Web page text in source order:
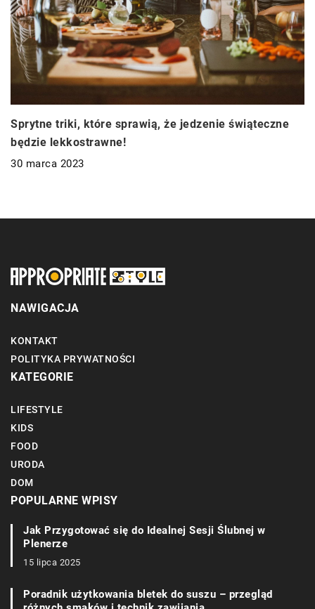
Sprytne triki, które sprawią, że jedzenie świąteczne
będzie lekkostrawne!
30 marca 2023
NAWIGACJA
KONTAKT
POLITYKA PRYWATNOŚCI
KATEGORIE
LIFESTYLE
KIDS
FOOD
URODA
DOM
POPULARNE WPISY
Jak Przygotować się do Idealnej Sesji Ślubnej w
Plenerze
15 lipca 2025
Poradnik użytkowania bletek do suszu – przegląd